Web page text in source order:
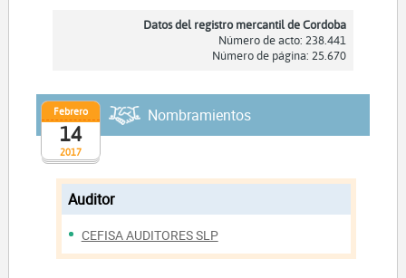
Datos del registro mercantil de Cordoba
Número de acto: 238.441
Número de página: 25.670
2017
Febrero
14
Nombramientos
Auditor
CEFISA AUDITORES SLP